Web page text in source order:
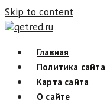
Skip to content
qetred.ru
Главная
Политика сайта
Карта сайта
О сайте